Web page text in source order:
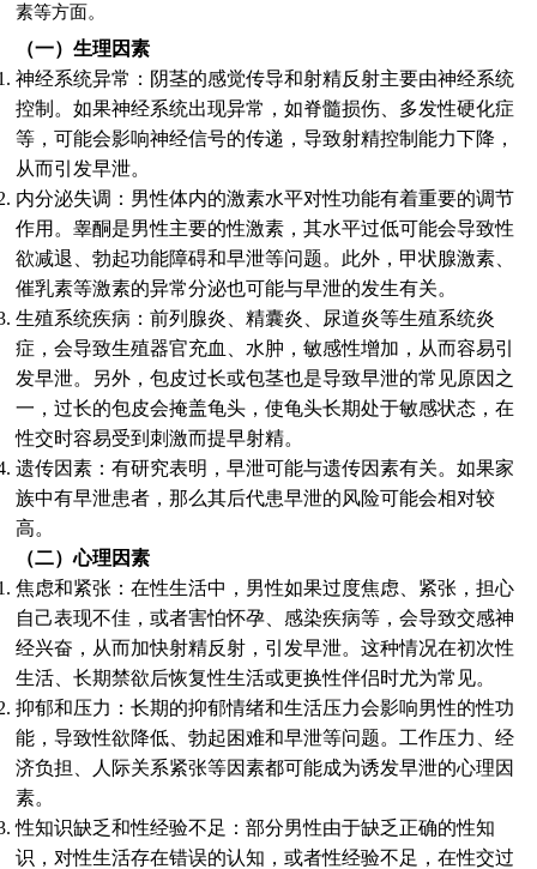
素等方面。
（一）生理因素
神经系统异常：阴茎的感觉传导和射精反射主要由神经系统
控制。如果神经系统出现异常，如脊髓损伤、多发性硬化症
等，可能会影响神经信号的传递，导致射精控制能力下降，
从而引发早泄。
内分泌失调：男性体内的激素水平对性功能有着重要的调节
作用。睾酮是男性主要的性激素，其水平过低可能会导致性
欲减退、勃起功能障碍和早泄等问题。此外，甲状腺激素、
催乳素等激素的异常分泌也可能与早泄的发生有关。
生殖系统疾病：前列腺炎、精囊炎、尿道炎等生殖系统炎
症，会导致生殖器官充血、水肿，敏感性增加，从而容易引
发早泄。另外，包皮过长或包茎也是导致早泄的常见原因之
一，过长的包皮会掩盖龟头，使龟头长期处于敏感状态，在
性交时容易受到刺激而提早射精。
遗传因素：有研究表明，早泄可能与遗传因素有关。如果家
族中有早泄患者，那么其后代患早泄的风险可能会相对较
高。
（二）心理因素
焦虑和紧张：在性生活中，男性如果过度焦虑、紧张，担心
自己表现不佳，或者害怕怀孕、感染疾病等，会导致交感神
经兴奋，从而加快射精反射，引发早泄。这种情况在初次性
生活、长期禁欲后恢复性生活或更换性伴侣时尤为常见。
抑郁和压力：长期的抑郁情绪和生活压力会影响男性的性功
能，导致性欲降低、勃起困难和早泄等问题。工作压力、经
济负担、人际关系紧张等因素都可能成为诱发早泄的心理因
素。
性知识缺乏和性经验不足：部分男性由于缺乏正确的性知
识，对性生活存在错误的认知，或者性经验不足，在性交过